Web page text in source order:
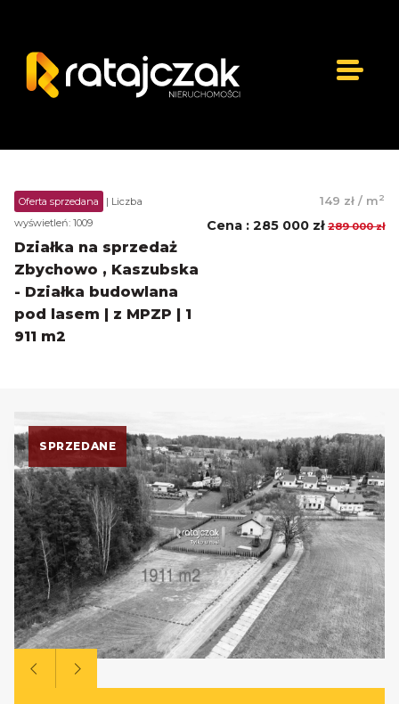
Oferta sprzedana
| Liczba
wyświetleń: 1009
Działka na sprzedaż
Zbychowo , Kaszubska
- Działka budowlana
pod lasem | z MPZP | 1
911 m2
149 zł / m2
Cena : 285 000 zł 289 000 zł
SPRZEDANE